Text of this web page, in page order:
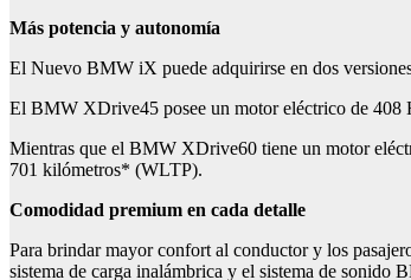
Más potencia y autonomía
El Nuevo BMW iX puede adquirirse en dos
El BMW XDrive45 posee un motor eléctrico de 408
Mientras que el BMW XDrive60 tiene un motor
701 kilómetros* (WLTP).
Comodidad premium en cada detalle
Para brindar mayor confort al conductor y los
sistema de carga inalámbrica y el sistema de sonido